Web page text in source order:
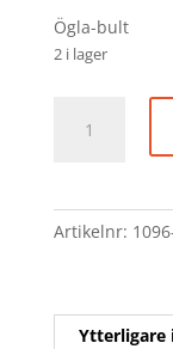
Ögla-bult
2 i lager
mängd
Artikelnr: